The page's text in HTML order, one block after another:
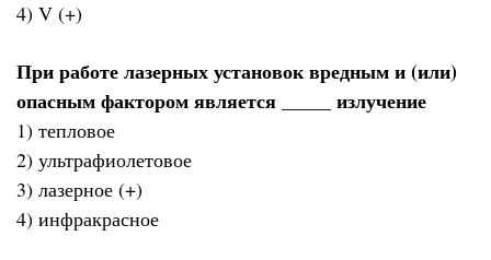
4) V (+)
При работе лазерных установок вредным и (или)
опасным фактором является _____ излучение
1) тепловое
2) ультрафиолетовое
3) лазерное (+)
4) инфракрасное